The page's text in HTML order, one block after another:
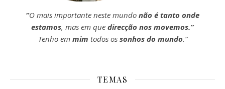
“O mais importante neste mundo não é tanto onde
estamos, mas em que direcção nos movemos.”
Tenho em mim todos ossonhos do mundo.”
TEMAS